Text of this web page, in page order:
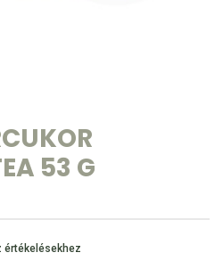
53 G
értékelésekhez